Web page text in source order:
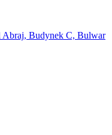
Abraj, Budynek C, Bulwar